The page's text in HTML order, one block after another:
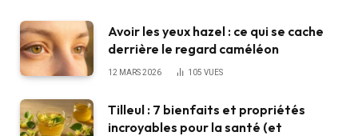
Avoir les yeux hazel : ce qui se cache
derrière le regard caméléon
12 MARS 2026 105 VUES
Tilleul : 7 bienfaits et propriétés
incroyables pour la santé (et